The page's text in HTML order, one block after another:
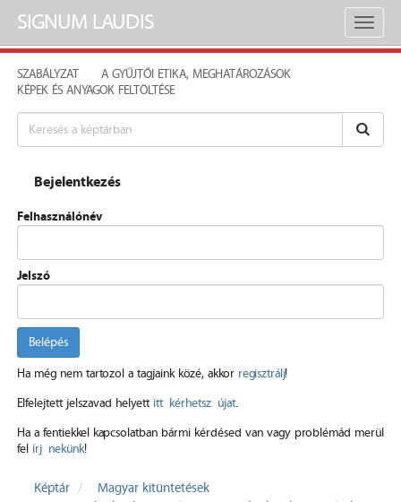
Toggle
SIGNUM LAUDIS
SZABÁLYZAT
A GYŰJTŐI ETIKA, MEGHATÁROZÁSOK
KÉPEK ÉS ANYAGOK FELTÖLTÉSE
Bejelentkezés
Felhasználónév
Jelszó
Belépés
Ha még nem tartozol a tagjaink közé, akkor regisztrálj!
Elfelejtett jelszavad helyett itt kérhetsz újat.
Ha a fentiekkel kapcsolatban bármi kérdésed van vagy problémád merül
fel írj nekünk!
Képtár
Magyar kitüntetések